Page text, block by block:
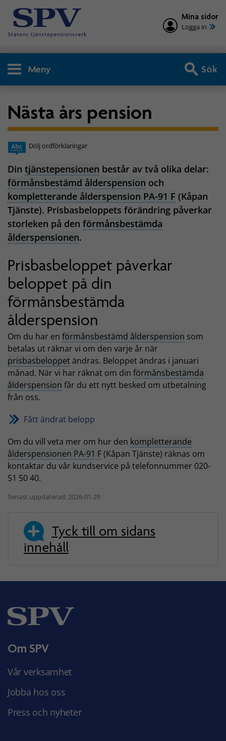
Mina sidor
Logga in
Meny Sök
Nästa års pension
Dölj ordförklaringar
Din tjänstepensionen består av två olika delar:
förmånsbestämd ålderspension och
kompletterande ålderspension PA-91 F (Kåpan
Tjänste). Prisbasbeloppets förändring påverkar
storleken på den förmånsbestämda
ålderspensionen.
Prisbasbeloppet påverkar
beloppet på din
förmånsbestämda
ålderspension
Om du har en förmånsbestämd ålderspension som
betalas ut räknar vi om den varje år när
prisbasbeloppetändras. Beloppet ändras i januari
månad. När vi har räknat om din förmånsbestämda
ålderspension får du ett nytt besked om utbetalning
från oss.
Fått ändrat belopp
Om du vill veta mer om hur den kompletterande
ålderspensionen PA-91 F(Kåpan Tjänste) räknas om
kontaktar du vår kundservice på telefonnummer 020-
51 50 40.
Senast uppdaterad: 2026-01-29
Tyck till om sidans
innehåll
Om SPV
Vår verksamhet
Jobba hos oss
Press och nyheter